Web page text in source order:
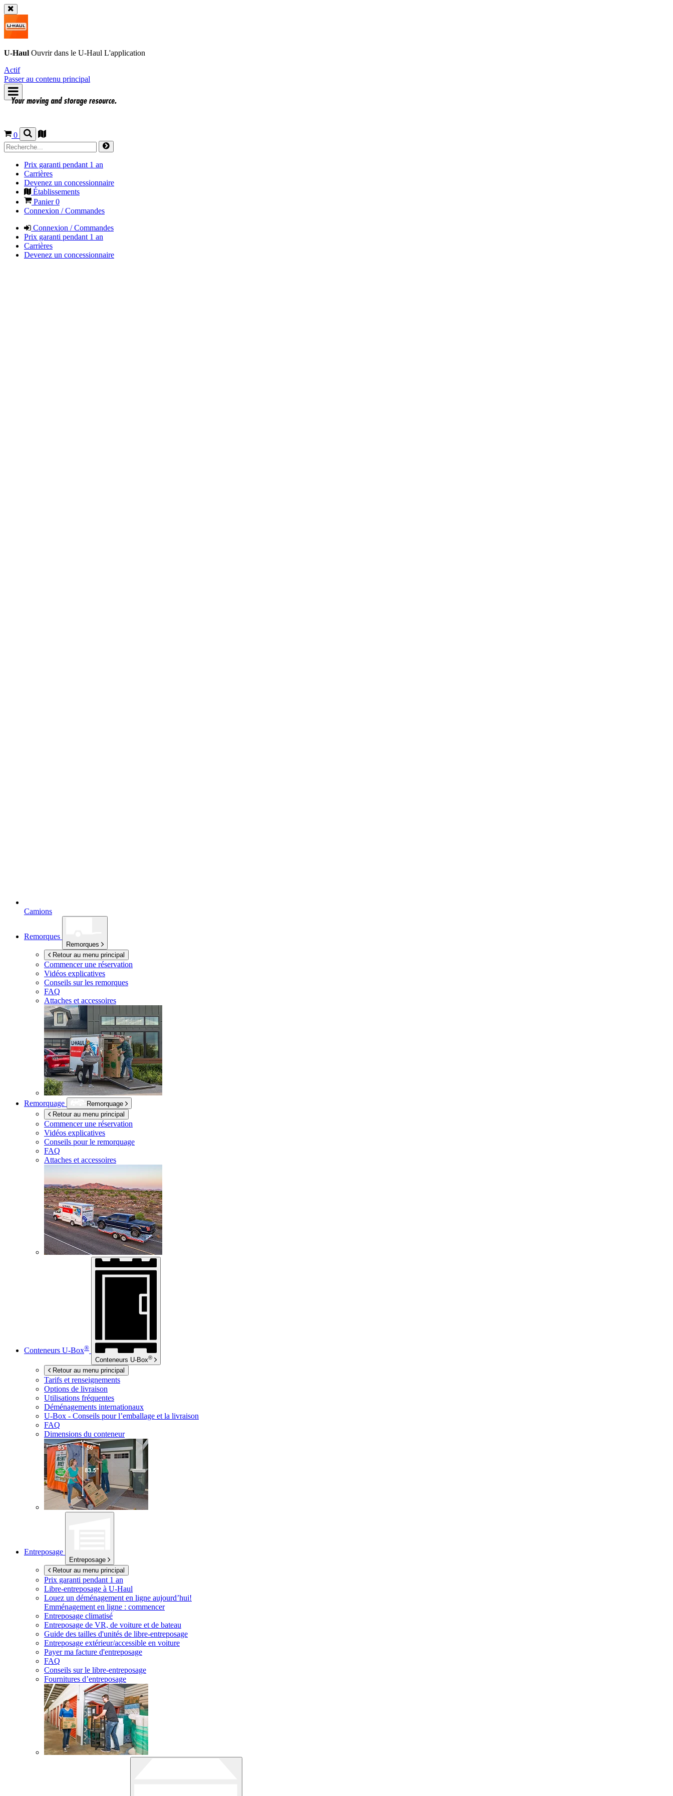
U-Haul Ouvrir dans le U-Haul L'application
Actif
Passer au contenu principal
0
Prix garanti pendant 1 an
Carrières
Devenez un concessionnaire
Établissements
Panier0
Connexion / Commandes
Connexion / Commandes
Prix garanti pendant 1 an
Carrières
Devenez un concessionnaire
Camions
Remorques
Remorques
Retour au menu principal
Commencer une réservation
Vidéos explicatives
Conseils sur les remorques
FAQ
Attaches et accessoires
Remorquage
Remorquage
Retour au menu principal
Commencer une réservation
Vidéos explicatives
Conseils pour le remorquage
FAQ
Attaches et accessoires
Conteneurs U-Box®
Conteneurs U-Box®
Retour au menu principal
Tarifs et renseignements
Options de livraison
Utilisations fréquentes
Déménagements internationaux
U-Box - Conseils pour l’emballage et la livraison
FAQ
Dimensions du conteneur
Entreposage
Entreposage
Retour au menu principal
Prix garanti pendant 1 an
Libre-entreposage à U-Haul
Louez un déménagement en ligne aujourd’hui!
Emménagement en ligne : commencer
Entreposage climatisé
Entreposage de VR, de voiture et de bateau
Guide des tailles d'unités de libre-entreposage
Entreposage extérieur/accessible en voiture
Payer ma facture d'entreposage
FAQ
Conseils sur le libre-entreposage
Fournitures d’entreposage